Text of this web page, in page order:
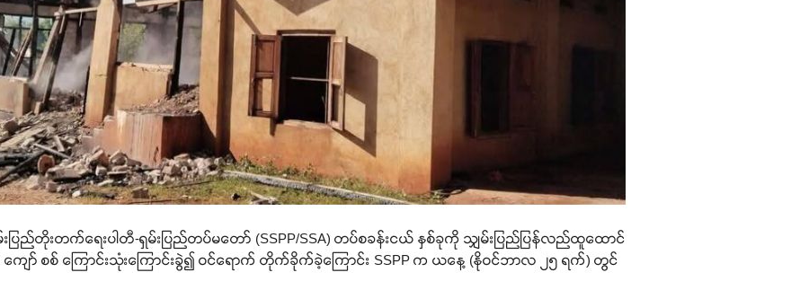
းပြည်တိုးတက်ရေးပါတီ-ရှမ်းပြည်တပ်မတော် (SSPP/SSA) တပ်စခန်းငယ် နှစ်ခုကို သျှမ်းပြည်ပြန်လည်ထူထောင်
ကျော် စစ် ကြောင်းသုံးကြောင်းခွဲ၍ ဝင်ရောက် တိုက်ခိုက်ခဲ့ကြောင်း SSPP က ယနေ့ (နိုဝင်ဘာလ ၂၅ ရက်) တွင်